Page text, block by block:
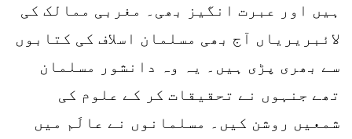
ہیں اور عبرت انگیز بھی۔ مغربی ممالک کی
لائبریریاں آج بھی مسلمان اسلاف کی کتابوں
سے بھری پڑی ہیں۔ یہ وہ دانشور مسلمان
تھے جنہوں نے تحقیقات کر کے علوم کی
شمعیں روشن کیں۔ مسلمانوں نے عالَم میں